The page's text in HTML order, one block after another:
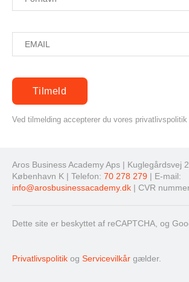
Ved tilmelding accepterer du vores privatlivspolitik
Aros Business Academy Aps | Kuglegårdsvej
København K | Telefon: 70 278 279 | E-mail:
info@arosbusinessacademy.dk | CVR
Dette site er beskyttet af reCAPTCHA, og
Privatlivspolitik og Servicevilkår gælder.